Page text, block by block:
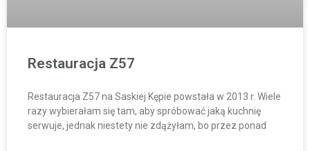
Restauracja Z57
Restauracja Z57 na Saskiej Kępie powstała w 2013 r. Wiele
razy wybierałam się tam, aby spróbować jaką kuchnię
serwuje, jednak niestety nie zdążyłam, bo przez ponad